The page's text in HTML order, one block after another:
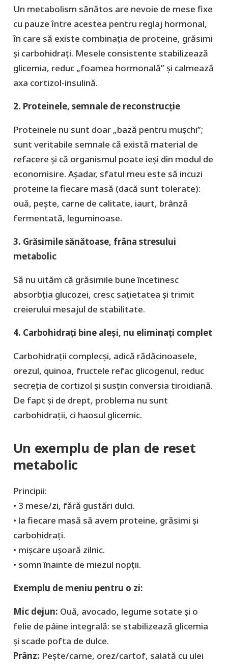
Un metabolism sănătos are nevoie de mese fixe
cu pauze ȋntre acestea pentru reglaj hormonal,
ȋn care să existe combinația de proteine, grăsimi
şi carbohidrați. Mesele consistente stabilizează
glicemia, reduc „foamea hormonală” şi calmează
axa cortizol-insulină.
2. Proteinele, semnale de reconstrucție
Proteinele nu sunt doar „bază pentru mușchi”;
sunt veritabile semnale că există material de
refacere şi că organismul poate ieși din modul de
economisire. Aşadar, sfatul meu este să incuzi
proteine la fiecare masă (dacă sunt tolerate):
ouă, pește, carne de calitate, iaurt, brânză
fermentată, leguminoase.
3. Grăsimile sănătoase, frâna stresului
metabolic
Să nu uităm că grăsimile bune încetinesc
absorbția glucozei, cresc sațietatea şi trimit
creierului mesajul de stabilitate.
4. Carbohidrați bine aleși, nu eliminați complet
Carbohidrații complecși, adică rădăcinoasele,
orezul, quinoa, fructele refac glicogenul, reduc
secreția de cortizol şi susțin conversia tiroidiană.
De fapt şi de drept, problema nu sunt
carbohidrații, ci haosul glicemic.
Un exemplu de plan de reset
metabolic
Principii:
• 3 mese/zi, fără gustări dulci.
• la fiecare masă să avem proteine, grăsimi şi
carbohidraţi.
• mișcare ușoară zilnic.
• somn înainte de miezul nopții.
Exemplu de meniu pentru o zi:
Mic dejun: Ouă, avocado, legume sotate şi o
felie de pâine integrală: se stabilizează glicemia
şi scade pofta de dulce.
Prânz: Pește/carne, orez/cartof, salată cu ulei